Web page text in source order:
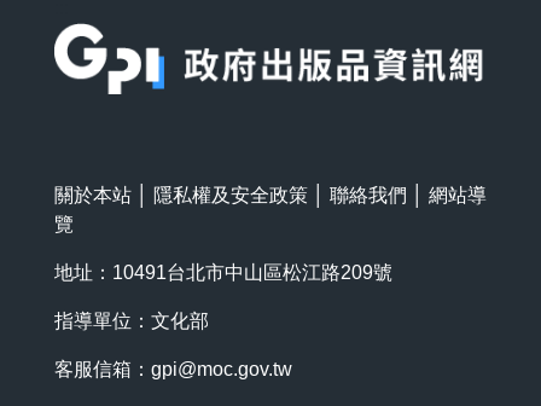
關於本站 隱私權及安全政策 聯絡我們
網站導
覽
地址：10491台北市中山區松江路209號
指導單位：文化部
客服信箱： gpi@moc.gov.tw